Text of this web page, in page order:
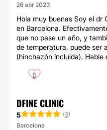
26 abr 2023
Hola muy buenas Soy el dr
en Barcelona.
que no pase un año, y
de temperatura, puede ser
(hinchazón incluida). Hable
0
DFINE CLINIC
5 (3)
Barcelona